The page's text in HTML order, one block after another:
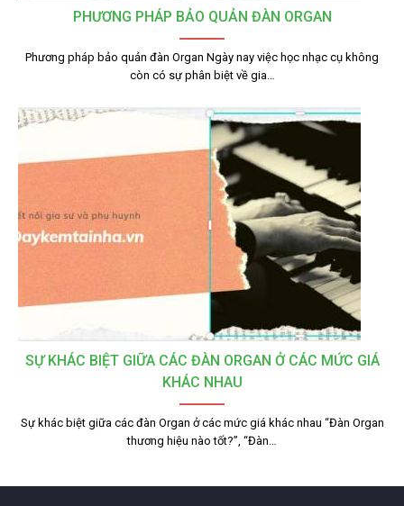
PHƯƠNG PHÁP BẢO QUẢN ĐÀN ORGAN
Phương pháp bảo quản đàn Organ Ngày nay việc học nhạc cụ không
còn có sự phân biệt về gia…
SỰ KHÁC BIỆT GIỮA CÁC ĐÀN ORGAN Ở CÁC MỨC GIÁ
KHÁC NHAU
Sự khác biệt giữa các đàn Organ ở các mức giá khác nhau “Đàn Organ
thương hiệu nào tốt?”, “Đàn…